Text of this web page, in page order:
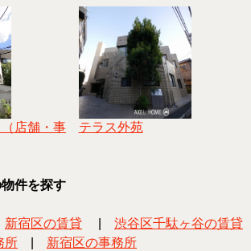
店舗・事
テラス外苑
件を探す
新宿区の賃貸
渋谷区千駄ヶ谷の賃貸
所 新宿区の事務所